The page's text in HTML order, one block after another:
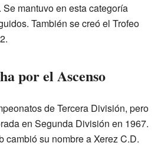
mantuvo en esta categoría
También se creó el Trofeo
por el Ascenso
de Tercera División, pero
en Segunda División en 1967.
cambió su nombre a Xerez C.D.